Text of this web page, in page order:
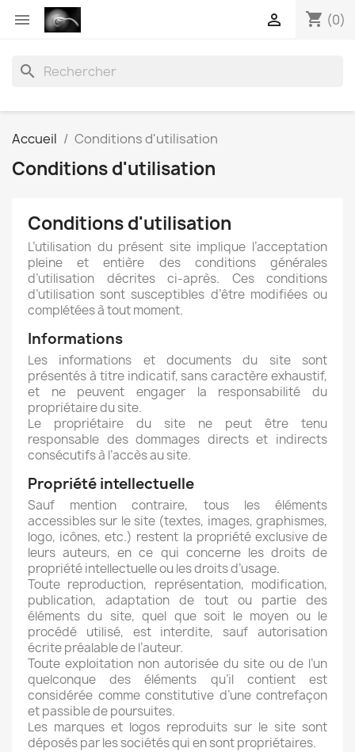
 shopping_cart (0)

search
Accueil Conditions d'utilisation
Conditions d'utilisation
Conditions d'utilisation
L’utilisation du présent site implique l’acceptation
pleine et entière des conditions générales
d’utilisation décrites ci-après. Ces conditions
d’utilisation sont susceptibles d’être modifiées ou
complétées à tout moment.
Informations
Les informations et documents du site sont
présentés à titre indicatif, sans caractère exhaustif,
et ne peuvent engager la responsabilité du
propriétaire du site.
Le propriétaire du site ne peut être tenu
responsable des dommages directs et indirects
consécutifs à l’accès au site.
Propriété intellectuelle
Sauf mention contraire, tous les éléments
accessibles sur le site (textes, images, graphismes,
logo, icônes, etc.) restent la propriété exclusive de
leurs auteurs, en ce qui concerne les droits de
propriété intellectuelle ou les droits d’usage.
Toute reproduction, représentation, modification,
publication, adaptation de tout ou partie des
éléments du site, quel que soit le moyen ou le
procédé utilisé, est interdite, sauf autorisation
écrite préalable de l’auteur.
Toute exploitation non autorisée du site ou de l’un
quelconque des éléments qu’il contient est
considérée comme constitutive d’une contrefaçon
et passible de poursuites.
Les marques et logos reproduits sur le site sont
déposés par les sociétés qui en sont propriétaires.